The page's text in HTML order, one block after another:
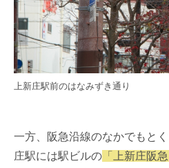
上新庄駅前のはなみずき通り
一方、阪急沿線のなかでもと
庄駅には駅ビルの 「上新庄阪